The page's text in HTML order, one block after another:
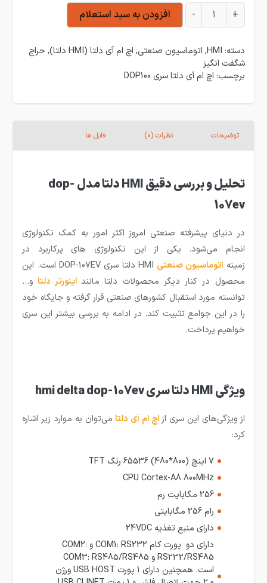
HMI دلتا مدل DOP-107EV عدد
+
- افزودن به سبد استعلام
دسته: HMI
, اتوماسیون صنعتی, اچ ام آی دلتا (HMI دلتا) , حراج
شگفت انگیز
برچسب: اچ ام آی دلتا سری DOP100
توضیحات نظرات (0) فایل ها
تحلیل و بررسی دقیق HMI دلتا مدل dop-
107ev
در دنیای پیشرفته صنعتی امروز اکثر امور به کمک تکنولوژی
انجام می‌شود. یکی از این تکنولوژی های پرکاربرد در
زمینه اتوماسیون صنعتی
HMI دلتا سری DOP-107EV است. این
محصول در کنار دیگر محصولات دلتا مانند اینورتر دلتا و…
توانسته مورد استقبال کشورهای صنعتی قرار گرفته و جایگاه خود
را در این جوامع تثبیت کند. در ادامه به بررسی بیشتر این سری
خواهیم پرداخت.
ویژگی HMI دلتا سری hmi delta dop-107ev
از ویژگی‌های این سری ازاچ ام آی دلتا می‌توان به موارد زیر اشاره
کرد:
7 اینچ (800*480) 65536 رنگ TFT
CPU Cortex-A8 800MHz
256 مگابایت رم
رام 256 مگابایتی
دارای منبع تغذیه 24VDC
دارای دو پورت کام COM1: RS232 و COM2:
RS232/RS485 و COM3: RS485/RS485
است. همچنین دارای 1 پورت USB HOST ورژن